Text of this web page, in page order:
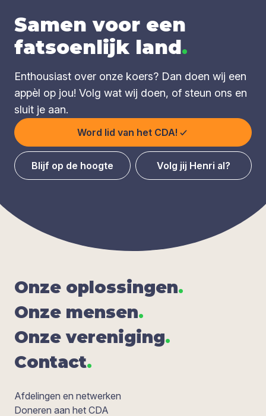
Samen voor een
fatsoenlijk land.
Enthousiast over onze koers? Dan doen wij een
appèl op jou! Volg wat wij doen, of steun ons en
sluit je aan.
Word lid van het CDA!
Blijf op de hoogte Volg jij Henri al?
Onze oplos­sin­gen.
Onze men­sen.
Onze ver­e­ni­ging.
Con­tact.
Afdelingen en netwerken
Doneren aan het CDA